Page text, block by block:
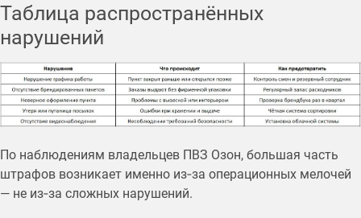
Таблица распространённых
нарушений
По наблюдениям владельцев ПВЗ Озон, большая часть
штрафов возникает именно из‑за операционных мелочей
— не из‑за сложных нарушений.